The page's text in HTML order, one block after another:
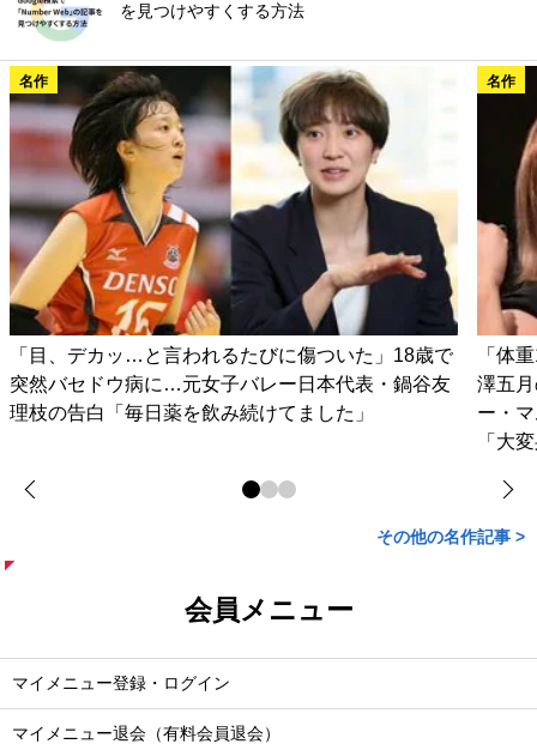
を見つけやすくする方法
名作
「目、デカッ…と言われるたびに傷ついた」18歳で
突然バセドウ病に…元女子バレー日本代表・鍋谷友
理枝の告白「毎日薬を飲み続けてました」
名作
「体
澤五
ー・
「大
その他の名作記事 >
会員メニュー
マイメニュー登録・ログイン
マイメニュー退会（有料会員退会）